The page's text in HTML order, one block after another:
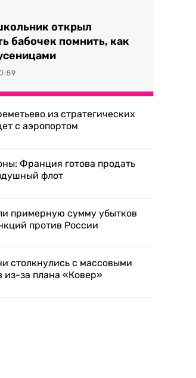
открыл
бабочек помнить, как
из стратегических
с аэропортом
Франция готова продать
флот
примерную сумму убытков
против России
столкнулись с массовыми
из-за плана «Ковер»